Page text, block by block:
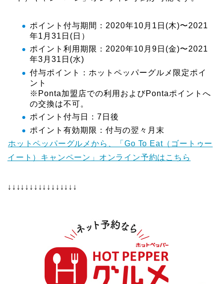
ポイント付与期間：2020年10月1日(木)〜2021
年1月31日(日）
ポイント利用期限：2020年10月9日(金)〜2021
年3月31日(水)
付与ポイント：ホットペッパーグルメ限定ポイ
ント
※Ponta加盟店での利用およびPontaポイントへ
の交換は不可。
ポイント付与日：7日後
ポイント有効期限：付与の翌々月末
ホットペッパーグルメから、「Go To Eat（ゴートゥー
イート）キャンペーン」オンライン予約はこちら
↓↓↓↓↓↓↓↓↓↓↓↓↓↓↓↓